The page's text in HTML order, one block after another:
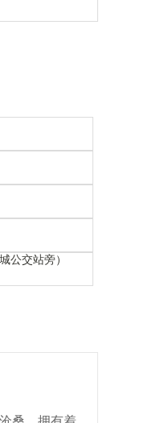
公交站旁）